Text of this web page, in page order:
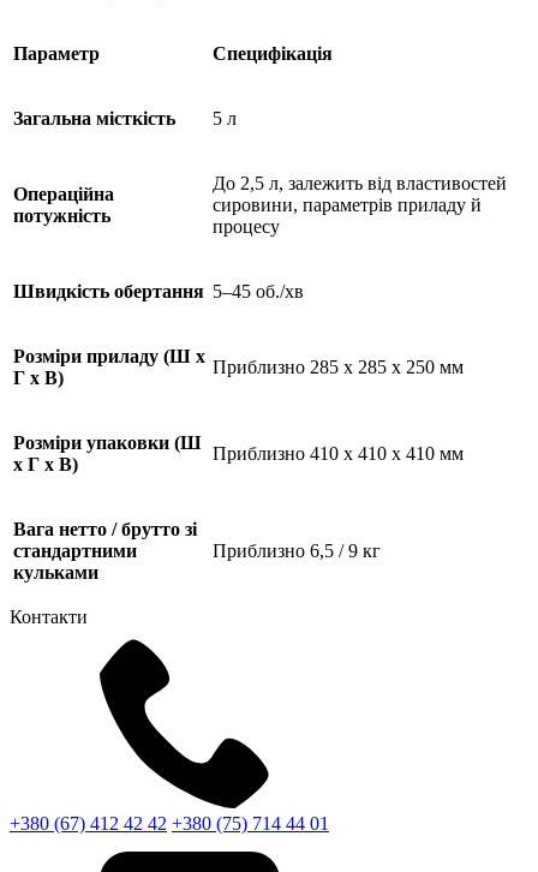
Параметр Специфікація
Загальна місткість 5 л
Операційна
потужність
До 2,5 л, залежить від властивостей
сировини, параметрів приладу й
процесу
Швидкість обертання 5–45 об./хв
Розміри приладу (Ш х
Г х В)
Приблизно 285 x 285 x 250 мм
Розміри упаковки (Ш
х Г х В)
Приблизно 410 x 410 x 410 мм
Вага нетто / брутто зі
стандартними
кульками
Приблизно 6,5 / 9 кг
Контакти
+380 (67) 412 42 42 +380 (75) 714 44 01